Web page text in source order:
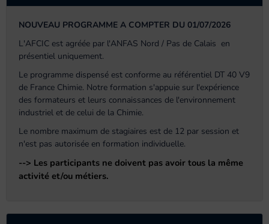
NOUVEAU PROGRAMME A COMPTER DU 01/07/2026
L'AFCIC est agréée par l'ANFAS Nord / Pas de Calais en
présentiel uniquement.
Le programme dispensé est conforme au référentiel DT 40 V9
de France Chimie. Notre formation s'appuie sur l'expérience
des formateurs et leurs connaissances de l'environnement
industriel et de celui de la Chimie.
Le nombre maximum de stagiaires est de 12 par session et
n'est pas autorisée en formation individuelle.
--> Les participants ne doivent pas avoir tous la même
activité et/ou métiers.